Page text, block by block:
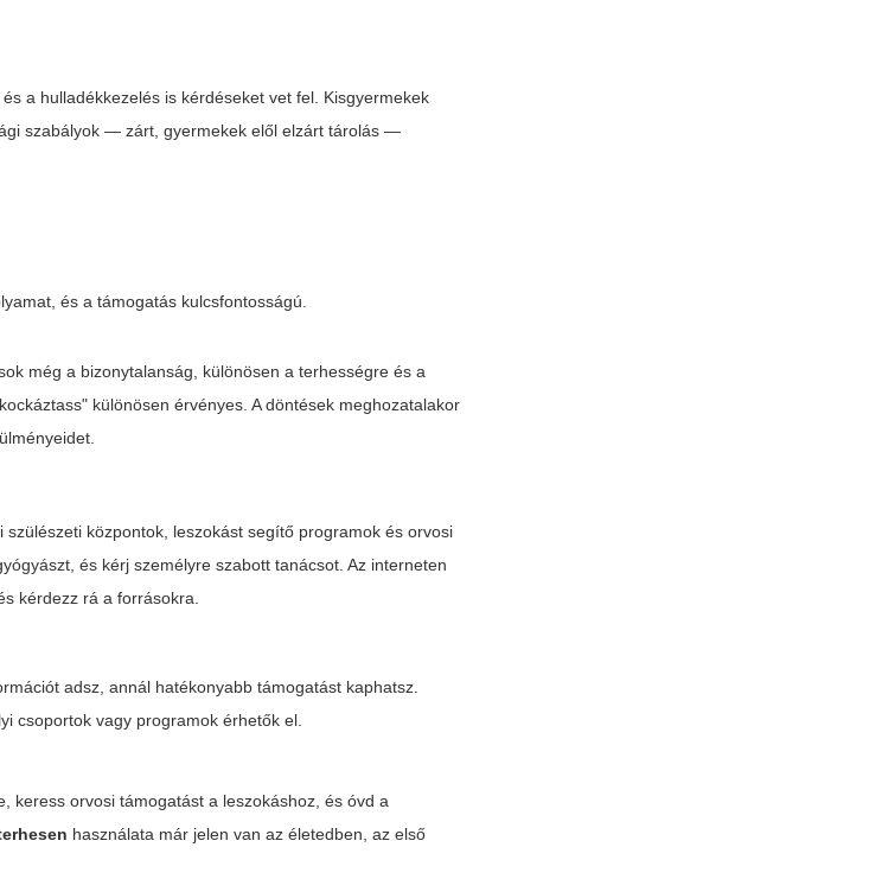
a hulladékkezelés is kérdéseket vet fel. Kisgyermekek
szabályok — zárt, gyermekek elől elzárt tárolás —
és a támogatás kulcsfontosságú.
még a bizonytalanság, különösen a terhességre és a
különösen érvényes. A döntések meghozatalakor
központok, leszokást segítő programok és orvosi
és kérj személyre szabott tanácsot. Az interneten
kérdezz rá a forrásokra.
adsz, annál hatékonyabb támogatást kaphatsz.
csoportok vagy programok érhetők el.
keress orvosi támogatást a leszokáshoz, és óvd a
használata már jelen van az életedben, az első